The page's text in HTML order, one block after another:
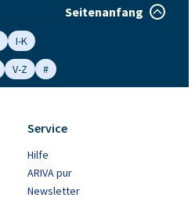
Seitenanfang
I-K
V-Z #
Service
Hilfe
ARIVA pur
Newsletter